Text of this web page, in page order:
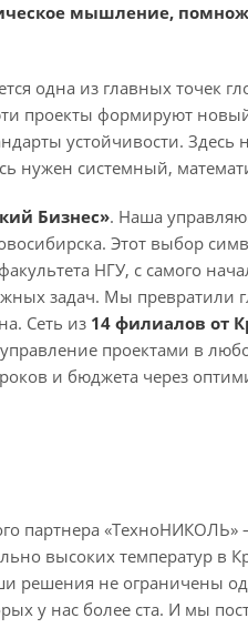
мышление,
одна из главных точек
проекты формируют
устойчивости. Здесь
нужен системный,
Бизнес». Наша
Этот выбор
НГУ, с самого
задач. Мы превратили
Сеть из 14 филиалов от
управление проектами в
и бюджета через
партнера «ТехноНИКОЛЬ»
высоких температур в
решения не ограничены
у нас более ста. И мы